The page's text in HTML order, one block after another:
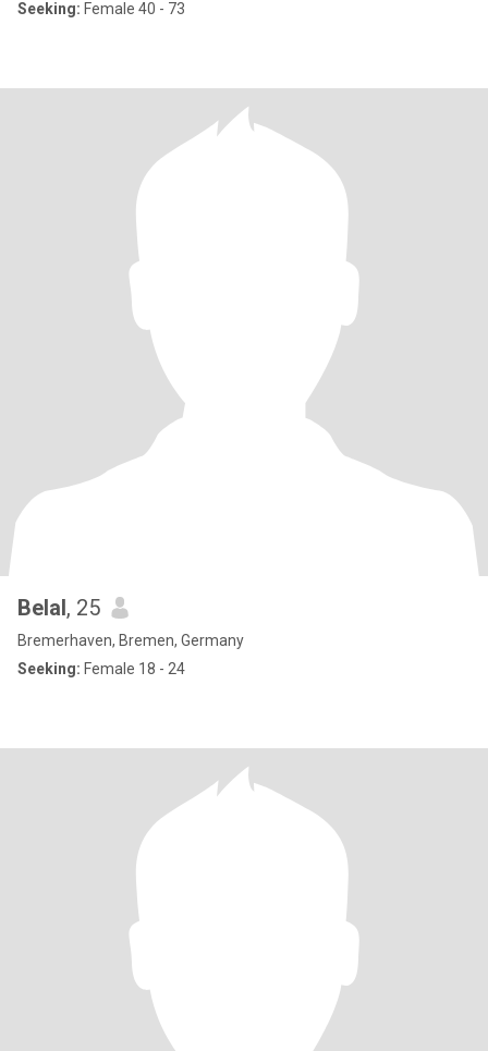
Seeking: Female 40 - 73
Belal, 25
Bremerhaven, Bremen, Germany
Seeking: Female 18 - 24